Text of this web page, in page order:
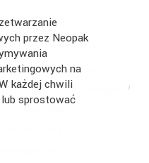
ARTYKUŁAMI
na czym polega?
poddać recyklingowi?
przewodnik
papierowych?
przez Neopak
na
każdej chwili
sprostować